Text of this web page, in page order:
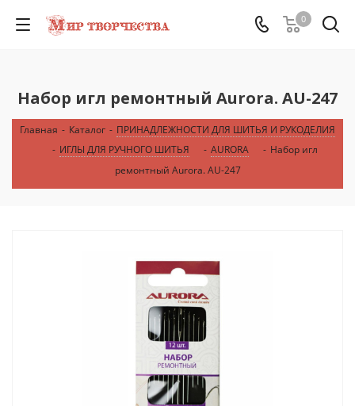
0
Набор игл ремонтный Aurora. AU-247
Главная - Каталог - ПРИНАДЛЕЖНОСТИ ДЛЯ ШИТЬЯ И РУКОДЕЛИЯ
- ИГЛЫ ДЛЯ РУЧНОГО ШИТЬЯ - AURORA - Набор игл
ремонтный Aurora. AU-247